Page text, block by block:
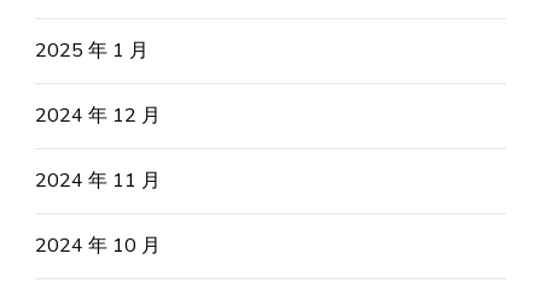
2025 年 1 月
2024 年 12 月
2024 年 11 月
2024 年 10 月